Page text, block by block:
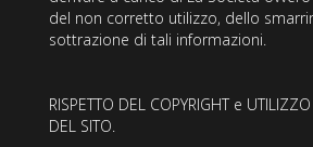
del non corretto utilizzo, dello
sottrazione di tali informazioni.
RISPETTO DEL COPYRIGHT e
DEL SITO.